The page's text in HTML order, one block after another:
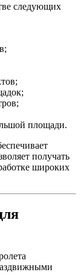
следующих
площади.
получать
широких